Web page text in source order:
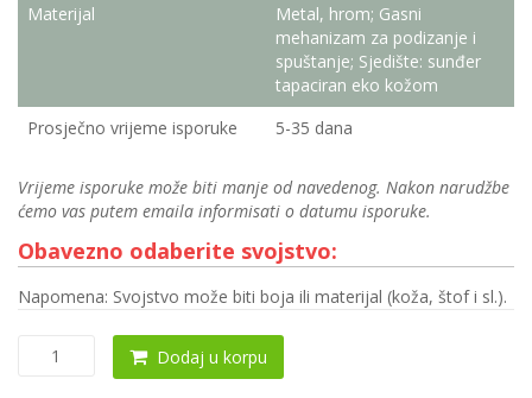
Materijal
Metal, hrom; Gasni
mehanizam za podizanje i
spuštanje; Sjedište: sunđer
tapaciran eko kožom
Prosječno vrijeme isporuke
5-35 dana
Vrijeme isporuke može biti manje od navedenog. Nakon narudžbe
ćemo vas putem emaila informisati o datumu isporuke.
Obavezno odaberite svojstvo:
Napomena: Svojstvo može biti boja ili materijal (koža, štof i sl.).
stolica
Dodaj u korpu